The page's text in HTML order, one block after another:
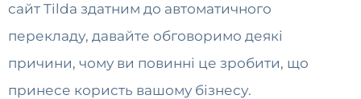
сайт Tilda здатним до автоматичного
перекладу, давайте обговоримо деякі
причини, чому ви повинні це зробити, що
принесе користь вашому бізнесу.